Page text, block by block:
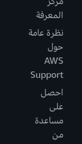
المعرفة
نظرة عامة
حول
AWS
Support
احصل
على
مساعدة
من